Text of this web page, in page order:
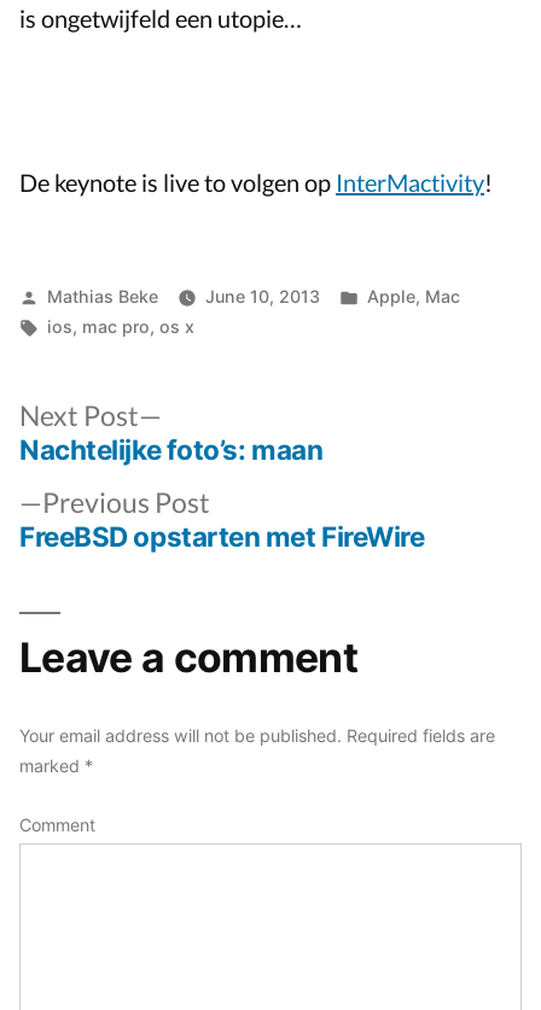
is ongetwijfeld een utopie…
De keynote is live to volgen op InterMactivity!
Posted
by
Mathias Beke June 10, 2013
Posted
Apple, Mac
Tags:
ios, mac pro,os x
Post
navigation
Previous Post
post:
FreeBSD opstarten met FireWire
Next Post
post:
Nachtelijke foto’s: maan
Leave a comment
Your email address will not be published. Required fields are
marked *
Comment